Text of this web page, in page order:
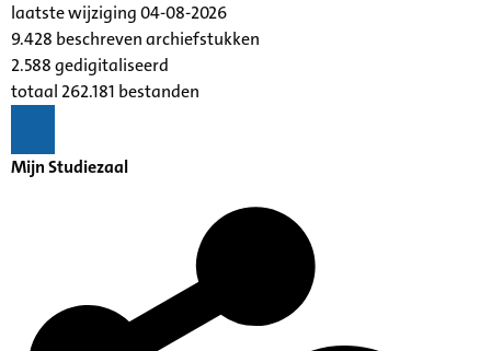
laatste wijziging 04-08-2026
9.428 beschreven archiefstukken
2.588 gedigitaliseerd
totaal 262.181 bestanden
Mijn Studiezaal